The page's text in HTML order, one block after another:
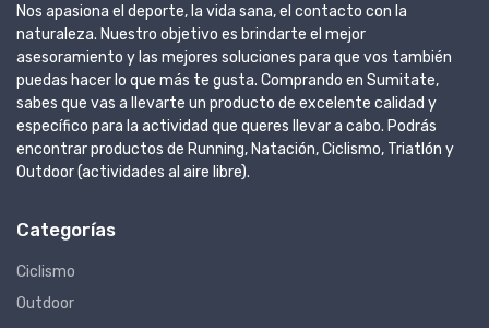
Nos apasiona el deporte, la vida sana, el contacto con la
naturaleza. Nuestro objetivo es brindarte el mejor
asesoramiento y las mejores soluciones para que vos también
puedas hacer lo que más te gusta. Comprando en Sumitate,
sabes que vas a llevarte un producto de excelente calidad y
específico para la actividad que queres llevar a cabo. Podrás
encontrar productos de Running, Natación, Ciclismo, Triatlón y
Outdoor (actividades al aire libre).
Categorías
Ciclismo
Outdoor